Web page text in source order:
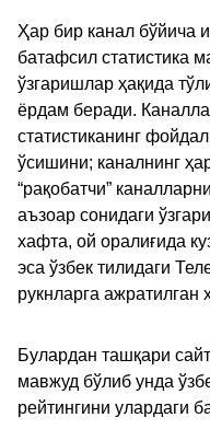
Ҳар бир канал бўйича
батафсил статистика
ўзгаришлар ҳақида
ёрдам беради.
статистиканинг
ўсишини; каналнинг
“рақобатчи”
аъзоар сонидаги
хафта, ой оралиғида
эса ўзбек тилидаги
рукнларга
Булардан ташқари
мавжуд бўлиб унда
рейтингини улардаги